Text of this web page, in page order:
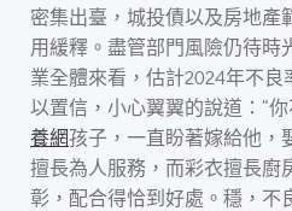
密集出臺，城投債以及房地產
用緩釋。盡管部門風險仍待時
業全體來看，估計2024年不
以置信，小心翼翼的說道：“
養網孩子，一直盼著嫁給他，
擅長為人服務，而彩衣擅長廚
彰，配合得恰到好處。穩，不